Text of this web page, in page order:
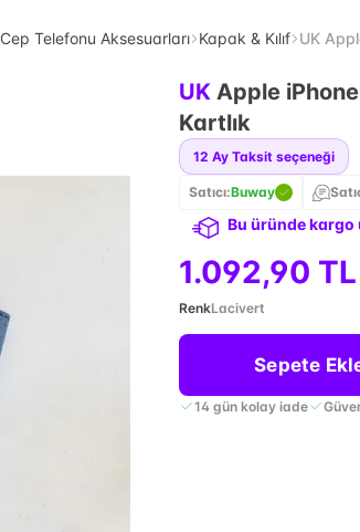
Cep Telefonu Aksesuarları Kapak & Kılıf UK
UK Apple
Kartlık
12 Ay Taksit seçeneği
Satıcı:Buway
Bu üründe kargo
1.092,90 TL
RenkLacivert
Sepete
14 gün kolay iade